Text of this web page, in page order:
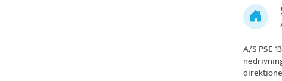
A/S PSE